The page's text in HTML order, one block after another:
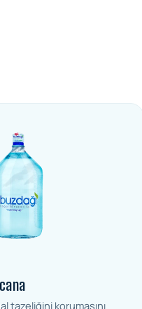
tazeliğini korumasını